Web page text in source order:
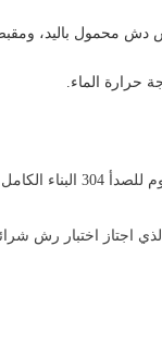
دش محمول باليد،
حرارة الماء.
الكامل